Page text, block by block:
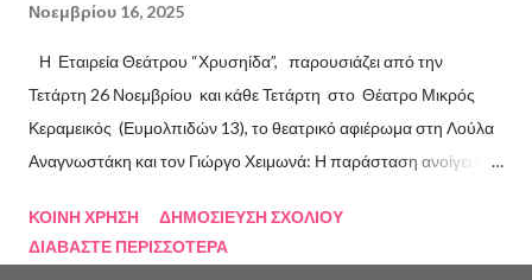
Νοεμβρίου 16, 2025
Η Εταιρεία Θεάτρου “Χρυσηίδα”, παρουσιάζει από την
Τετάρτη 26 Νοεμβρίου και κάθε Τετάρτη στο Θέατρο Μικρός
Κεραμεικός (Ευμολπιδών 13), το θεατρικό αφιέρωμα στη Λούλα
Αναγνωστάκη και τον Γιώργο Χειμωνά: Η παράσταση ανοίγει με
αυτοπαρουσιάζεται με μαύρο χιούμορ, σαρκάζει την κοινωνία και
τις ιδεολογίες που κατέρρευσαν, επιχειρώντας τη δική της
ΚΟΙΝΉ ΧΡΉΣΗ
ΔΗΜΟΣΊΕΥΣΗ ΣΧΟΛΊΟΥ
ΔΙΑΒΆΣΤΕ ΠΕΡΙΣΣΌΤΕΡΑ